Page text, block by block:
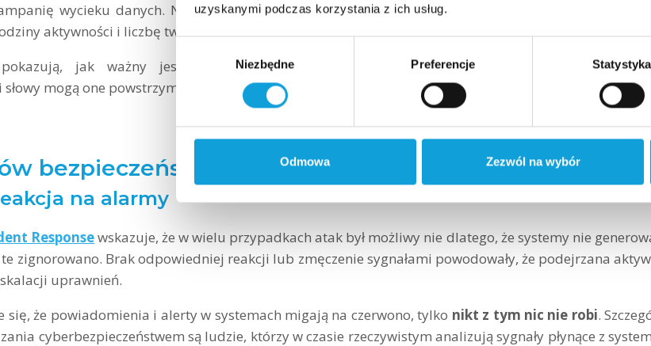
uzyskanymi podczas korzystania z ich usług.
zgody
Niezbędne Preferencje Statystyka
Odmowa Zezwól na wybór
wycieku danych. Nie zastosowano odpowiednich mechanizmów weryfikacji tożsamości.
aktywności i liczbę tworzonych kont.
jak ważny jest monitoring uprawnień i wczesne wychwytywanie
mogą one powstrzymać eskalację.
bezpieczeństwa: co poszło nie tak
na alarmy
Responsewskazuje, że w wielu przypadkach atak był możliwy nie dlatego, że systemy nie
zignorowano. Brak odpowiedniej reakcji lub zmęczenie sygnałami powodowały, że podejrzana
uprawnień.
się, że powiadomienia i alerty w systemach migają na czerwono, tylko nikt z tym nic nie robi.
cyberbezpieczeństwem są ludzie, którzy w czasie rzeczywistym analizują sygnały płynące z